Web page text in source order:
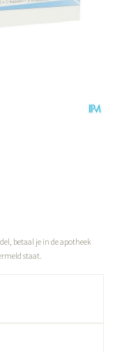
betaal je in de apotheek
staat.